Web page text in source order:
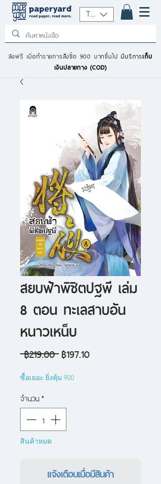
THB (฿)
ส่งฟรี เมื่อทำรายการสั่งซื้อ 900 บาทขึ้นไปมีบริการเก็บ
เงินปลายทาง (COD)
สยบฟ้าพิชิตปฐพี เล่ม
8 ตอน ทะเลสาบอัน
หนาวเหน็บ
฿219.00 ราคา
฿197.10ราคา
ซื้อเยอะ ยิ่งคุ้ม 900
จำนวน*
สินค้าหมด
แจ้งเตือนเมื่อมีสินค้า